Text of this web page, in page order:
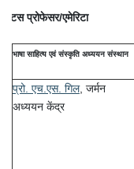
प्रोफेसर/एमेरिटा
भाषा साहित्य एवं संस्कृति अध्ययन संस्थान
प्रो. एच.एस. गिल, जर्मन
अध्ययन केंद्र